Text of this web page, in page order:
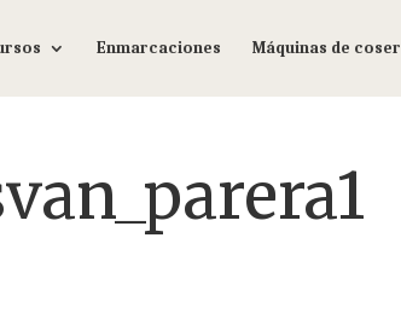
Enmarcaciones Máquinas de coser